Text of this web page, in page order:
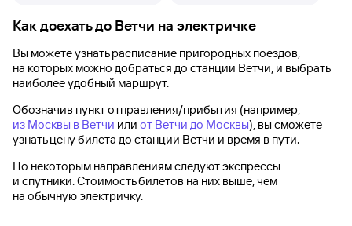
Как доехать до Ветчи на электричке
Вы можете узнать расписание пригородных поездов,
на которых можно добраться до станции Ветчи, и выбрать
наиболее удобный маршрут.
Обозначив пункт отправления/прибытия (например,
из Москвы в Ветчи или от Ветчи до Москвы), вы сможете
узнать цену билета до станции Ветчи и время в пути.
По некоторым направлениям следуют экспрессы
и спутники. Стоимость билетов на них выше, чем
на обычную электричку.